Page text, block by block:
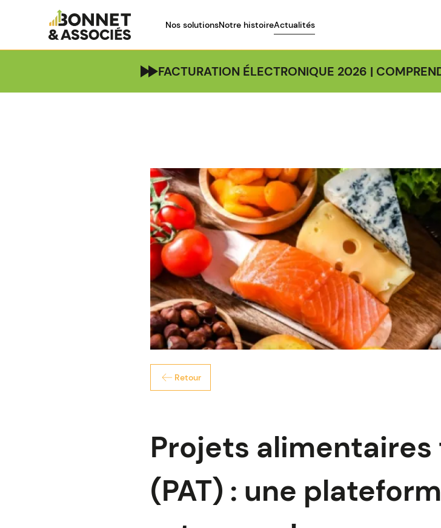
Nos solutionsNotre histoireActualités
FACTURATION ÉLECTRONIQUE 2026 |
Retour
Projets
(PAT) : une